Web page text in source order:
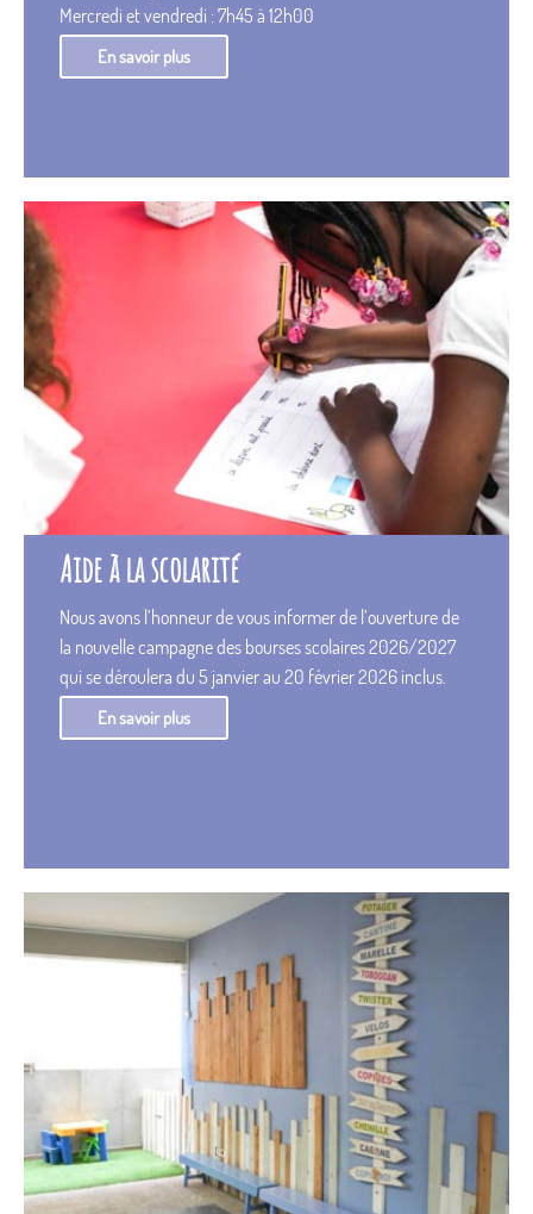
Mercredi et vendredi : 7h45 à 12h00
En savoir plus
Aide à la scolarité
Nous avons l’honneur de vous informer de l’ouverture de
la nouvelle campagne des bourses scolaires 2026/2027
qui se déroulera du 5 janvier au 20 février 2026 inclus.
En savoir plus